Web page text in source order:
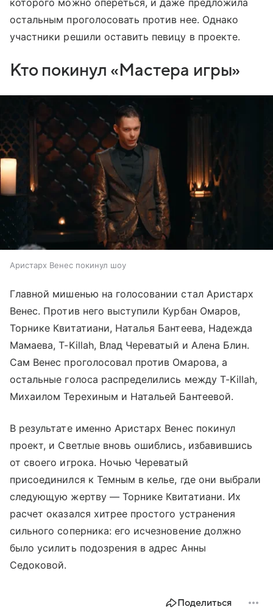
которого можно опереться, и даже предложила
остальным проголосовать против нее. Однако
участники решили оставить певицу в проекте.
Кто покинул «Мастера игры»
Аристарх Венес покинул шоу
Главной мишенью на голосовании стал Аристарх
Венес. Против него выступили Курбан Омаров,
Торнике Квитатиани, Наталья Бантеева, Надежда
Мамаева, T-Killah, Влад Череватый и Алена Блин.
Сам Венес проголосовал против Омарова, а
остальные голоса распределились между T-Killah,
Михаилом Терехиным и Натальей Бантеевой.
В результате именно Аристарх Венес покинул
проект, и Светлые вновь ошиблись, избавившись
от своего игрока. Ночью Череватый
присоединился к Темным в келье, где они выбрали
следующую жертву — Торнике Квитатиани. Их
расчет оказался хитрее простого устранения
сильного соперника: его исчезновение должно
было усилить подозрения в адрес Анны
Седоковой.
Поделиться